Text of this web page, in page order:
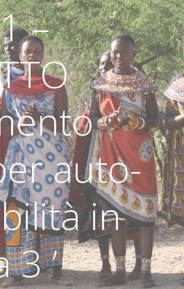
–
auto-
in
’